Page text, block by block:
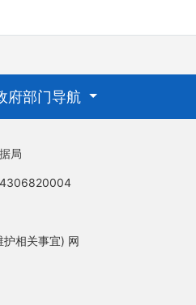
府部门导航
局
4306820004
相关事宜) 网